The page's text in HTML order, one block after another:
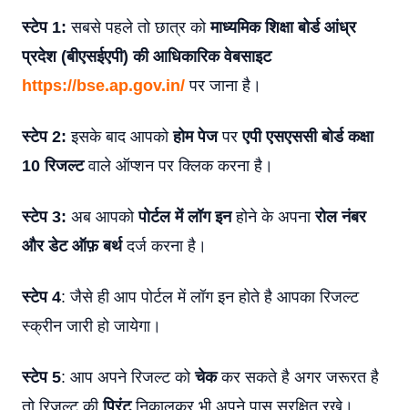
स्टेप 1: सबसे पहले तो छात्र कोमाध्यमिक शिक्षा बोर्ड आंध्र
प्रदेश (बीएसईएपी) की आधिकारिक वेबसाइट
https://bse.ap.gov.in/ पर जाना है।
स्टेप 2: इसके बाद आपकोहोम पेजपरएपी एसएससी बोर्ड कक्षा
10 रिजल्टवाले ऑप्शन पर क्लिक करना है।
स्टेप 3: अब आपकोपोर्टल में लॉग इनहोने के अपनारोल नंबर
और डेट ऑफ़ बर्थदर्ज करना है।
स्टेप 4: जैसे ही आप पोर्टल में लॉग इन होते है आपका रिजल्ट
स्क्रीन जारी हो जायेगा।
स्टेप 5: आप अपने रिजल्ट कोचेककर सकते है अगर जरूरत है
तो रिजल्ट कीप्रिंटनिकालकर भी अपने पास सुरक्षित रखे।